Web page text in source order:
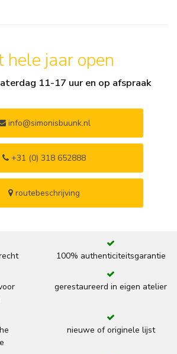
hele jaar open
11-17 uur en op afspraak
info@simonisbuunk.nl
+31 (0) 318 652888
routebeschrijving
100% authenticiteitsgarantie
gerestaureerd in eigen atelier
nieuwe of originele lijst